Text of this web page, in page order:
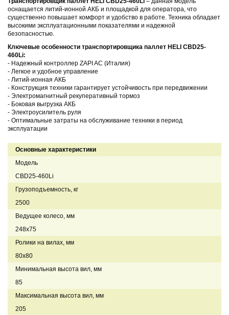
оснащается литий-ионной АКБ и площадкой для оператора, что
существенно повышает комфорт и удобство в работе. Техника обладает
высокими эксплуатационными показателями и надежной
безопасностью.
Ключевые особенности транспортировщика паллет HELI CBD25-
460Li:
- Надежный контроллер ZAPI AC (Италия)
- Легкое и удобное управление
- Литий-ионная АКБ
- Конструкция техники гарантирует устойчивость при передвижении
- Электромагнитный рекуперативный тормоз
- Боковая выгрузка АКБ
- Электроусилитель руля
- Оптимальные затраты на обслуживание техники в период
эксплуатации
Основные характеристики
Модель
CBD25-460Li
Грузоподъемность, кг
2500
Ведущее колесо, мм
248х75
Ролики на вилах, мм
80х80
Минимальная высота вил, мм
85
Максимальная высота вил, мм
205